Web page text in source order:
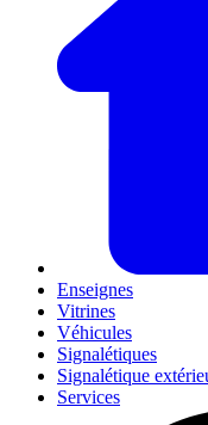
Enseignes
Vitrines
Véhicules
Signalétiques
Signalétique
Services